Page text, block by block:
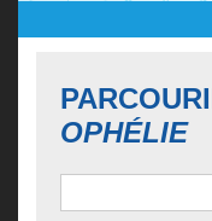
OPHÉLIE